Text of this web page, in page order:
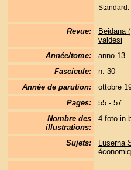
Standard:
Revue:
Beidana
valdesi
Année/tome:
anno 13
Fascicule:
n. 30
Année de parution:
ottobre
Pages:
55 - 57
Nombre des
illustrations:
4 foto in
Sujets:
Luserna